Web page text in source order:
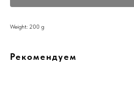
Weight: 200 g
Рекомендуем